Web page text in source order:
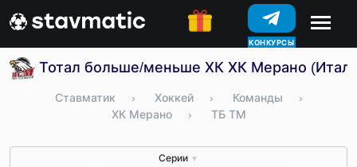
КОНКУРСЫ
Тотал больше/меньше ХК ХК Мерано
Ставматик › Хоккей › Команды
›
ХК Мерано
› ТБ ТМ
Серии ▼